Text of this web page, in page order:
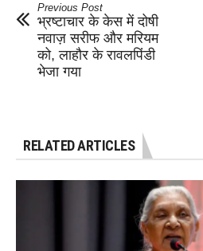
Previous Post
भ्रष्टाचार के केस में दोषी
नवाज़ सरीफ और मरियम
को, लाहौर के रावलपिंडी
भेजा गया
RELATED ARTICLES